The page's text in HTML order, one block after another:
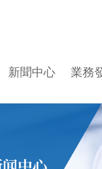
新聞中心 業務